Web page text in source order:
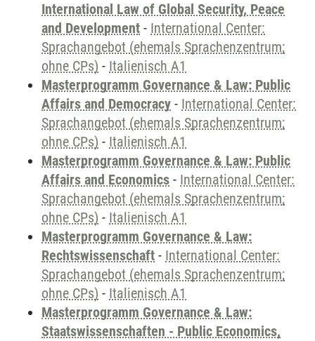
International Law of Global Security, Peace
and Development - International Center:
Sprachangebot (ehemals Sprachenzentrum;
ohne CPs) - Italienisch A1
Masterprogramm Governance & Law: Public
Affairs and Democracy - International Center:
Sprachangebot (ehemals Sprachenzentrum;
ohne CPs) - Italienisch A1
Masterprogramm Governance & Law: Public
Affairs and Economics - International Center:
Sprachangebot (ehemals Sprachenzentrum;
ohne CPs) - Italienisch A1
Masterprogramm Governance & Law:
Rechtswissenschaft - International Center:
Sprachangebot (ehemals Sprachenzentrum;
ohne CPs) - Italienisch A1
Masterprogramm Governance & Law:
Staatswissenschaften - Public Economics,